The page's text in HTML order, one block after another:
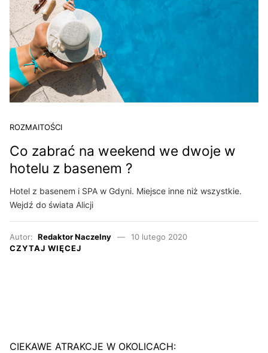
ROZMAITOŚCI
Co zabrać na weekend we dwoje w
hotelu z basenem ?
Hotel z basenem i SPA w Gdyni. Miejsce inne niż wszystkie.
Wejdź do świata Alicji
Autor: Redaktor Naczelny
10 lutego 2020
CZYTAJ WIĘCEJ
CIEKAWE ATRAKCJE W OKOLICACH: